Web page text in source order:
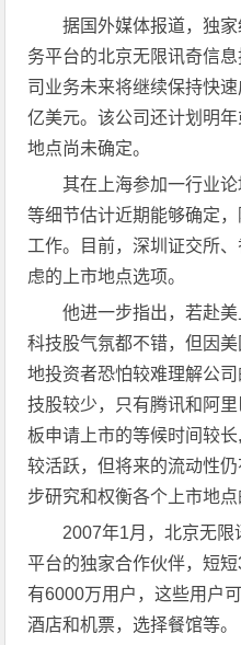
据国外媒体报道，独
务平台的北京无限讯奇信
司业务未来将继续保持快
亿美元。该公司还计划明
地点尚未确定。
其在上海参加一行业
等细节估计近期能够确定
工作。目前，深圳证交所
虑的上市地点选项。
他进一步指出，若赴
科技股气氛都不错，但因
地投资者恐怕较难理解公
技股较少，只有腾讯和阿
板申请上市的等候时间较
较活跃，但将来的流动性
步研究和权衡各个上市地点
2007年1月，北京无
平台的独家合作伙伴，短
有6000万用户，这些用户
酒店和机票，选择餐馆等。